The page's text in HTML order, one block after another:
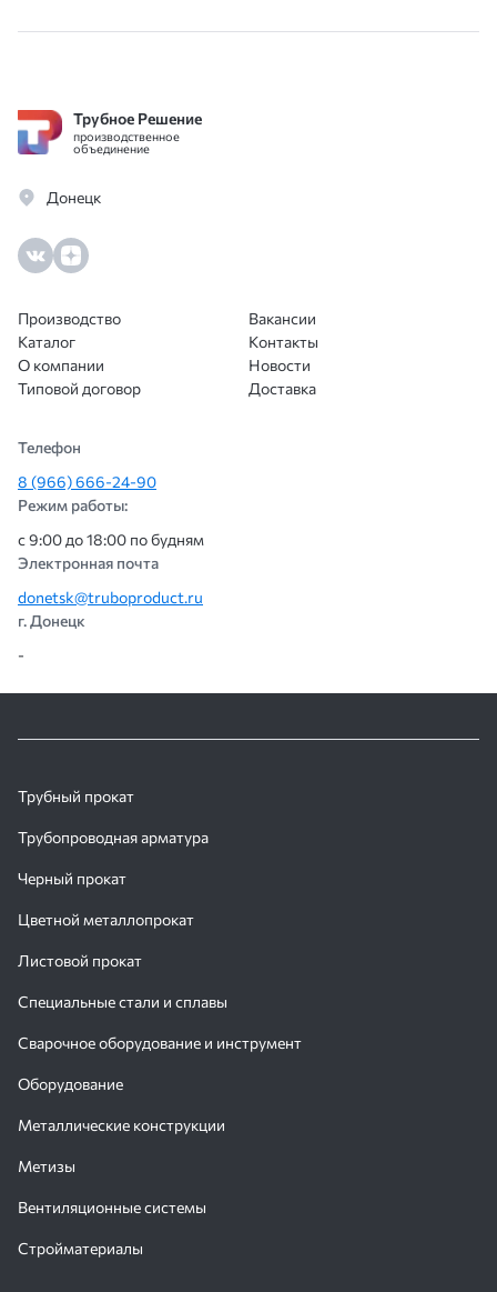
Трубное Решение
производственное
объединение
Донецк
Производство
Каталог
О компании
Типовой договор
Вакансии
Контакты
Новости
Доставка
Телефон
8 (966) 666-24-90
Режим работы:
с 9:00 до 18:00 по будням
Электронная почта
donetsk@truboproduct.ru
г. Донецк
-
Трубный прокат
Трубопроводная арматура
Черный прокат
Цветной металлопрокат
Листовой прокат
Специальные стали и сплавы
Сварочное оборудование и инструмент
Оборудование
Металлические конструкции
Метизы
Вентиляционные системы
Стройматериалы